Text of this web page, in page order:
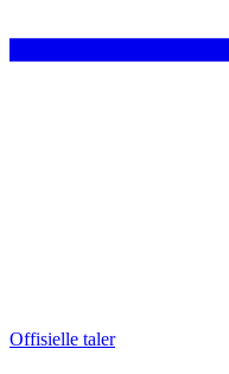
Offisielle taler